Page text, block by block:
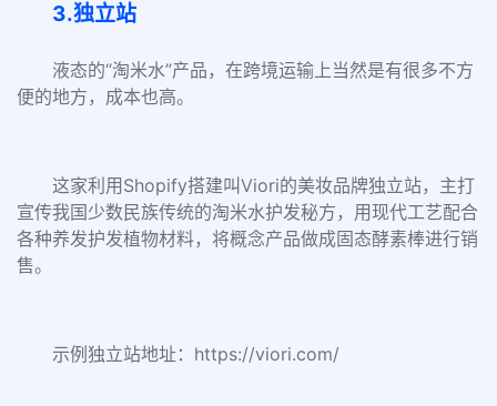
3.独立站
液态的“淘米水”产品，在跨境运输上当然是有很多不方
便的地方，成本也高。
这家利 用Shopify搭建叫Viori的美妆品牌独立站， 主打
宣传我国少数民族传统的淘米水护发秘方， 用现代工艺配合
各种养发护发植物材料， 将概念产品做成固态酵素棒进行销
售。
示例独立站地址：https://viori.com/